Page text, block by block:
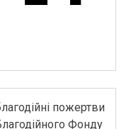
пожертви
Фонду